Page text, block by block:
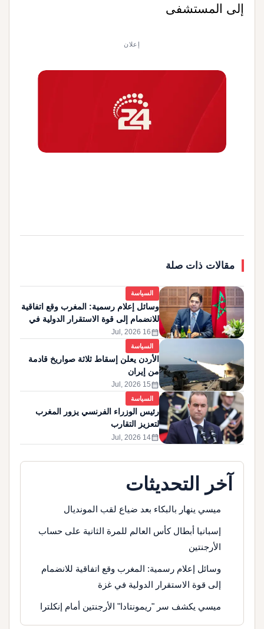
إلى المستشفى
إعلان
مقالات ذات صلة
السياسة
وسائل إعلام رسمية: المغرب وقع اتفاقية
للانضمام إلى قوة الاستقرار الدولية في
غزة
calendar_month
16 Jul, 2026
السياسة
الأردن يعلن إسقاط ثلاثة صواريخ قادمة
من إيران
calendar_month
15 Jul, 2026
السياسة
رئيس الوزراء الفرنسي يزور المغرب
لتعزيز التقارب
calendar_month
14 Jul, 2026
آخر التحديثات
ميسي ينهار بالبكاء بعد ضياع لقب المونديال
إسبانيا أبطال كأس العالم للمرة الثانية على حساب
الأرجنتين
وسائل إعلام رسمية: المغرب وقع اتفاقية للانضمام
إلى قوة الاستقرار الدولية في غزة
ميسي يكشف سر "ريمونتادا" الأرجنتين أمام إنكلترا